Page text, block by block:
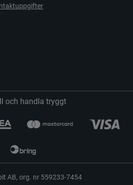
och handla tryggt
AB, org. nr 559233-7454